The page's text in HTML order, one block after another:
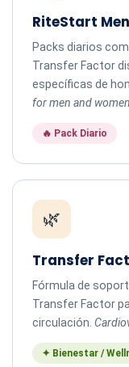
RiteStart
Packs diarios
Transfer Factor
específicas de
for men and
🔥 Pack Diario
🌿
Transfer
Fórmula de
Transfer Factor
circulación.
✦ Bienestar /